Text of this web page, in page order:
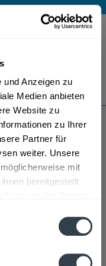
und Anzeigen zu
Medien anbieten
Website zu
zu Ihrer
Partner für
weiter. Unsere
mit
bereitgestellt
Bestellung widerrufen
Datenschutzerklärung